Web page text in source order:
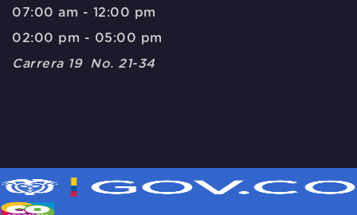
07:00 am - 12:00 pm
02:00 pm - 05:00 pm
Carrera 19 No. 21-34